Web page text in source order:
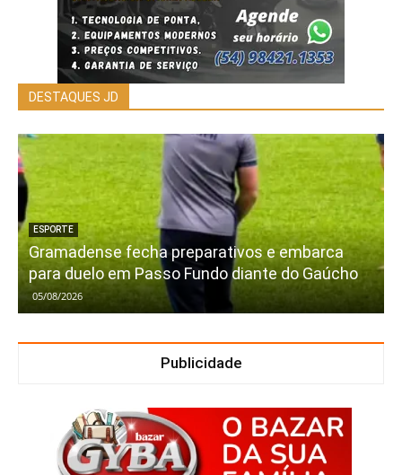
DESTAQUES JD
ESPORTE
Gramadense fecha preparativos e embarca
para duelo em Passo Fundo diante do Gaúcho
05/08/2026
Publicidade